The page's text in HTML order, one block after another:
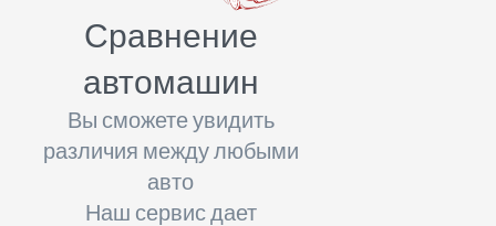
Сравнение
автомашин
Вы сможете увидить
различия между любыми
авто
Наш сервис дает